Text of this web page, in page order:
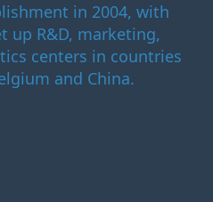
in 2004, with
up R&D, marketing,
centers in countries
and China.